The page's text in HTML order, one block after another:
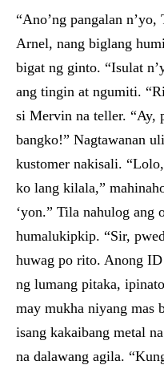
“Ano’ng pangalan
Arnel, nang biglang
bigat ng ginto. “Isulat
ang tingin at ngumiti.
si Mervin na teller. “Ay,
bangko!” Nagtawanan
kustomer nakisali.
ko lang kilala,”
‘yon.” Tila nahulog ang
humalukipkip. “Sir,
huwag po rito. Anong
ng lumang pitaka,
may mukha niyang mas
isang kakaibang metal
na dalawang agila.